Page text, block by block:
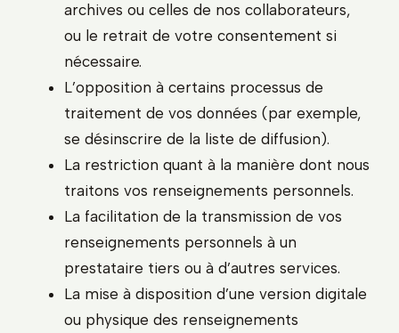
archives ou celles de nos collaborateurs,
ou le retrait de votre consentement si
nécessaire.
L’opposition à certains processus de
traitement de vos données (par exemple,
se désinscrire de la liste de diffusion).
La restriction quant à la manière dont nous
traitons vos renseignements personnels.
La facilitation de la transmission de vos
renseignements personnels à un
prestataire tiers ou à d’autres services.
La mise à disposition d’une version digitale
ou physique des renseignements